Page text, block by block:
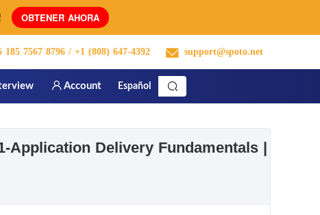
OBTENER AHORA
185 7567 8796 / +1 (808) 647-4392 support@spoto.net
Account Español
Application Delivery Fundamentals |